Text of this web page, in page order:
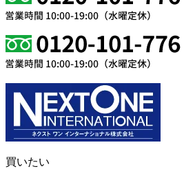
買いたい